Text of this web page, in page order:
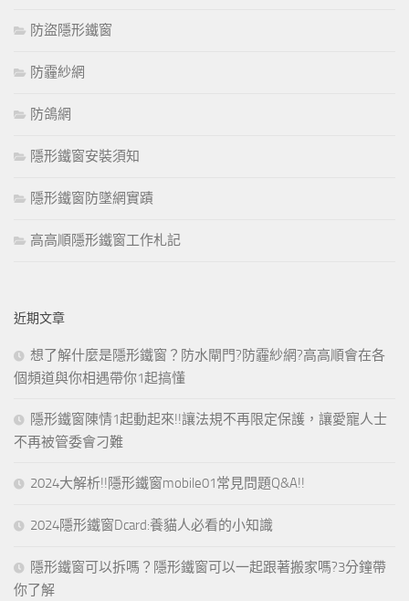
防盜隱形鐵窗
防霾紗網
防鴿網
隱形鐵窗安裝須知
隱形鐵窗防墜網實蹟
高高順隱形鐵窗工作札記
近期文章
想了解什麼是隱形鐵窗？防水閘門?防霾紗網?高高順會在各
個頻道與你相遇帶你1起搞懂
隱形鐵窗陳情1起動起來!!讓法規不再限定保護，讓愛寵人士
不再被管委會刁難
2024大解析!!隱形鐵窗mobile01常見問題Q&A!!
2024隱形鐵窗Dcard:養貓人必看的小知識
隱形鐵窗可以拆嗎？隱形鐵窗可以一起跟著搬家嗎?3分鐘帶
你了解